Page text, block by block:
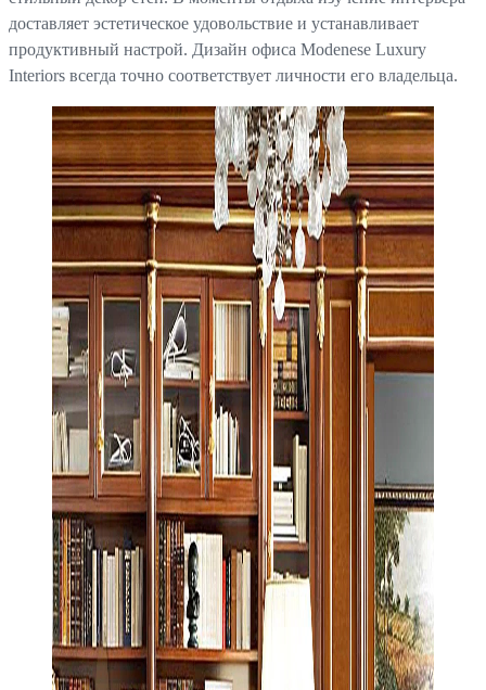
доставляет эстетическое удовольствие и устанавливает
продуктивный настрой. Дизайн офиса Modenese Luxury
Interiors всегда точно соответствует личности его владельца.